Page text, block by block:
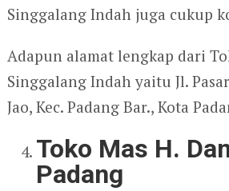
Singgalang Indah juga cukup
Adapun alamat lengkap dari
Singgalang Indah yaitu Jl.
Jao, Kec. Padang Bar., Kota
Toko Mas H.
Padang